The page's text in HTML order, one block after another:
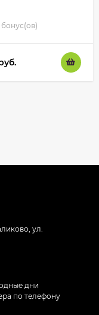
бонус(ов)
ул.
по телефону